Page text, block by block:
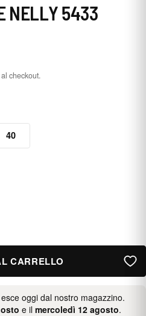
NELLY 5433
checkout.
40
CARRELLO
oggi dal nostro magazzino.
e il mercoledì 12 agosto.